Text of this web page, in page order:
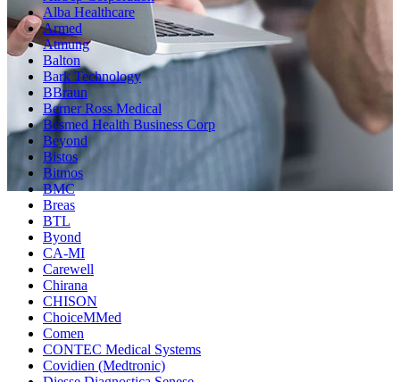
Alba Healthcare
Armed
Atmung
Balton
Bark Technology
BBraun
Berner Ross Medical
Besmed Health Business Corp
Beyond
Bistos
Bitmos
BMC
Breas
BTL
Byond
CA-MI
Carewell
Chirana
CHISON
ChoiceMMed
Comen
CONTEC Medical Systems
Covidien (Medtronic)